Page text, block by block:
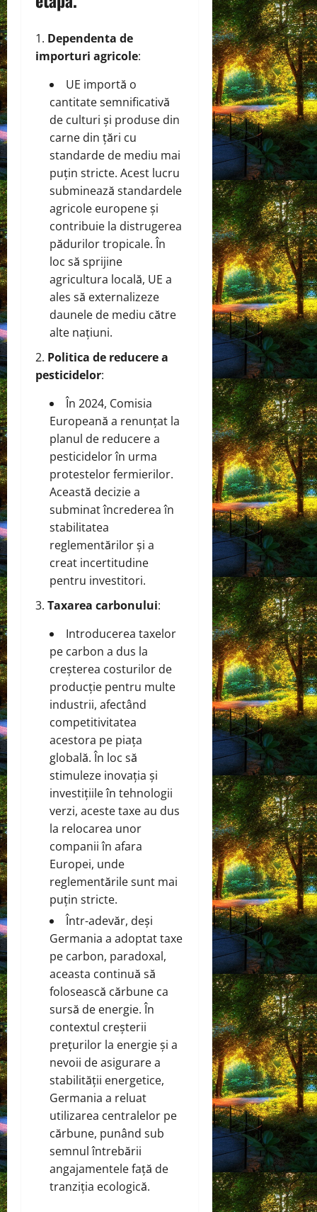
Dependenta de
importuri agricole:
UE importă o
cantitate semnificativă
de culturi și produse din
carne din țări cu
standarde de mediu mai
puțin stricte. Acest lucru
subminează standardele
agricole europene și
contribuie la distrugerea
pădurilor tropicale. În
loc să sprijine
agricultura locală, UE a
ales să externalizeze
daunele de mediu către
alte națiuni.
Politica de reducere a
pesticidelor:
În 2024, Comisia
Europeană a renunțat la
planul de reducere a
pesticidelor în urma
protestelor fermierilor.
Această decizie a
subminat încrederea în
stabilitatea
reglementărilor și a
creat incertitudine
pentru investitori.
Taxarea carbonului:
Introducerea taxelor
pe carbon a dus la
creșterea costurilor de
producție pentru multe
industrii, afectând
competitivitatea
acestora pe piața
globală. În loc să
stimuleze inovația și
investițiile în tehnologii
verzi, aceste taxe au dus
la relocarea unor
companii în afara
Europei, unde
reglementările sunt mai
puțin stricte.
Într-adevăr, deși
Germania a adoptat taxe
pe carbon, paradoxal,
aceasta continuă să
folosească cărbune ca
sursă de energie. În
contextul creșterii
prețurilor la energie și a
nevoii de asigurare a
stabilității energetice,
Germania a reluat
utilizarea centralelor pe
cărbune, punând sub
semnul întrebării
angajamentele față de
tranziția ecologică.